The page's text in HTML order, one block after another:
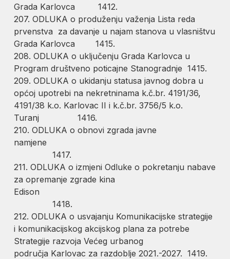
Grada Karlovca 1412.
207. ODLUKA o produženju važenja Lista reda
prvenstva za davanje u najam stanova u vlasništvu
Grada Karlovca 1415.
208. ODLUKA o uključenju Grada Karlovca u
Program društveno poticajne Stanogradnje 1415.
209. ODLUKA o ukidanju statusa javnog dobra u
općoj upotrebi na nekretninama k.č.br. 4191/36,
4191/38 k.o. Karlovac II i k.č.br. 3756/5 k.o.
Turanj 1416.
210. ODLUKA o obnovi zgrada javne
namjene
1417.
211. ODLUKA o izmjeni Odluke o pokretanju nabave
za opremanje zgrade kina
1418.
212. ODLUKA o usvajanju Komunikacijske strategije
i komunikacijskog akcijskog plana za potrebe
Strategije razvoja Većeg urbanog
područja Karlovac za razdoblje 2021.-2027. 1419.